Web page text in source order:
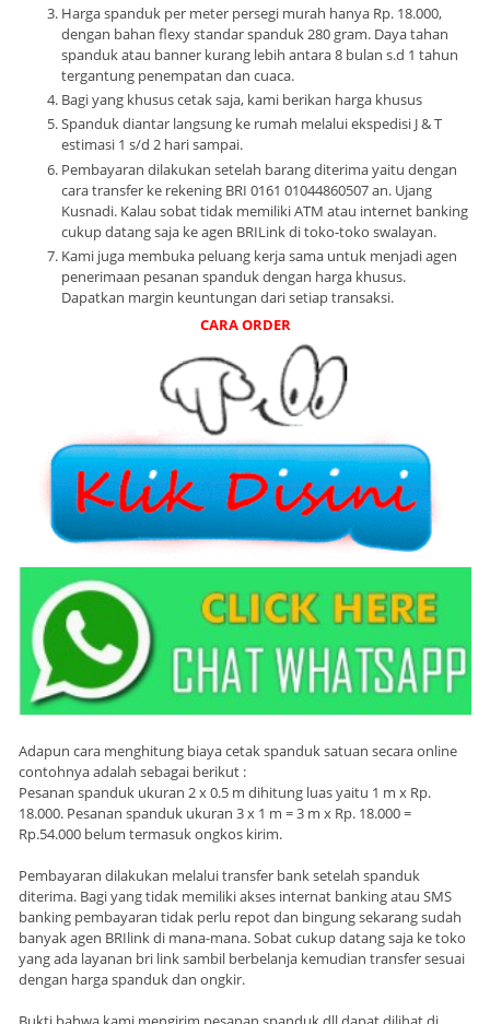
Harga spanduk per meter persegi murah hanya Rp. 18.000,
dengan bahan flexy standar spanduk 280 gram. Daya tahan
spanduk atau banner kurang lebih antara 8 bulan s.d 1 tahun
tergantung penempatan dan cuaca.
Bagi yang khusus cetak saja, kami berikan harga khusus
Spanduk diantar langsung ke rumah melalui ekspedisi J & T
estimasi 1 s/d 2 hari sampai.
Pembayaran dilakukan setelah barang diterima yaitu dengan
cara transfer ke rekening BRI 0161 01044860507 an. Ujang
Kusnadi. Kalau sobat tidak memiliki ATM atau internet banking
cukup datang saja ke agen BRILink di toko-toko swalayan.
Kami juga membuka peluang kerja sama untuk menjadi agen
penerimaan pesanan spanduk dengan harga khusus.
Dapatkan margin keuntungan dari setiap transaksi.
CARA ORDER
Adapun cara menghitung biaya cetak spanduk satuan secara online
contohnya adalah sebagai berikut :
Pesanan spanduk ukuran 2 x 0.5 m dihitung luas yaitu 1 m x Rp.
18.000. Pesanan spanduk ukuran 3 x 1 m = 3 m x Rp. 18.000 =
Rp.54.000 belum termasuk ongkos kirim.
Pembayaran dilakukan melalui transfer bank setelah spanduk
diterima. Bagi yang tidak memiliki akses internat banking atau SMS
banking pembayaran tidak perlu repot dan bingung sekarang sudah
banyak agen BRIlink di mana-mana. Sobat cukup datang saja ke toko
yang ada layanan bri link sambil berbelanja kemudian transfer sesuai
dengan harga spanduk dan ongkir.